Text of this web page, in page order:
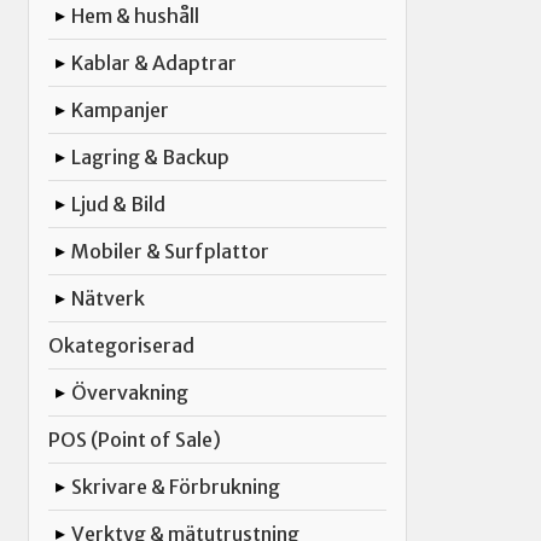
▸ Hem & hushåll
▸ Kablar & Adaptrar
▸ Kampanjer
▸ Lagring & Backup
▸ Ljud & Bild
▸ Mobiler & Surfplattor
▸ Nätverk
Okategoriserad
▸ Övervakning
POS (Point of Sale)
▸ Skrivare & Förbrukning
▸ Verktyg & mätutrustning